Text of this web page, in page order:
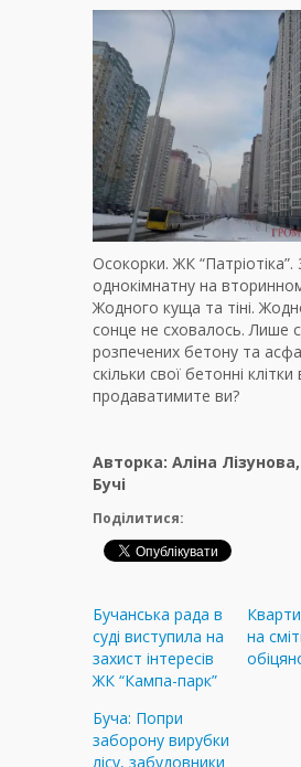
Осокорки. ЖК “Патріотіка”.
однокімнатну на
Жодного куща та тіні.
сонце не сховалось. Лише
розпечених бетону та
скільки свої бетонні клітки
продаватимите ви?
Авторка: Аліна
Бучі
Поділитися:
Бучанська рада в
суді виступила на
захист інтересів
ЖК “Кампа-парк”
на
Буча: Попри
заборону вирубки
лісу, забудовники